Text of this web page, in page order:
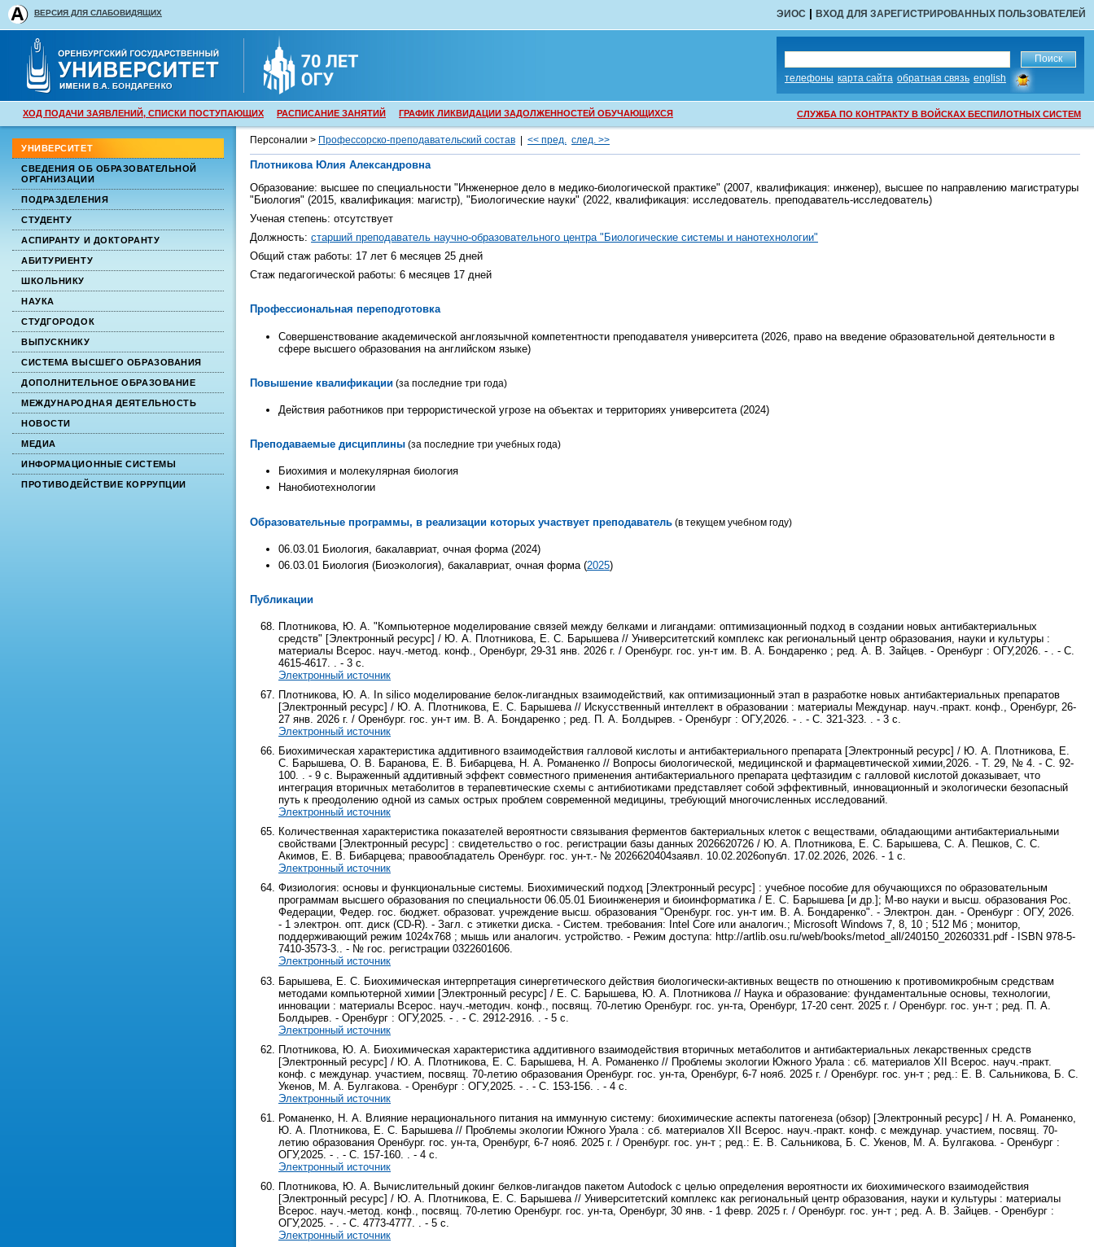
ЭИОС | ВХОД ДЛЯ ЗАРЕГИСТРИРОВАННЫХ ПОЛЬЗОВАТЕЛЕЙ
ВЕРСИЯ ДЛЯ СЛАБОВИДЯЩИХ
телефоны карта сайта обратная связь english
сообщить
об
ошибке
СЛУЖБА ПО КОНТРАКТУ В ВОЙСКАХ БЕСПИЛОТНЫХ СИСТЕМ
ХОД ПОДАЧИ ЗАЯВЛЕНИЙ, СПИСКИ ПОСТУПАЮЩИХ РАСПИСАНИЕ ЗАНЯТИЙ ГРАФИК ЛИКВИДАЦИИ ЗАДОЛЖЕННОСТЕЙ ОБУЧАЮЩИХСЯ
УНИВЕРСИТЕТ
СВЕДЕНИЯ ОБ ОБРАЗОВАТЕЛЬНОЙ
ОРГАНИЗАЦИИ
ПОДРАЗДЕЛЕНИЯ
СТУДЕНТУ
АСПИРАНТУ И ДОКТОРАНТУ
АБИТУРИЕНТУ
ШКОЛЬНИКУ
НАУКА
СТУДГОРОДОК
ВЫПУСКНИКУ
СИСТЕМА ВЫСШЕГО ОБРАЗОВАНИЯ
ДОПОЛНИТЕЛЬНОЕ ОБРАЗОВАНИЕ
МЕЖДУНАРОДНАЯ ДЕЯТЕЛЬНОСТЬ
НОВОСТИ
МЕДИА
ИНФОРМАЦИОННЫЕ СИСТЕМЫ
ПРОТИВОДЕЙСТВИЕ КОРРУПЦИИ
Персоналии > Профессорско-преподавательский состав << пред. след. >>
Плотникова Юлия Александровна
Образование: высшее по специальности " Инженерное дело в медико-биологической практике" (2007, квалификация: инженер), высшее по направлению магистратуры
" Биология" (2015, квалификация: магистр), " Биологические науки" (2022, квалификация: исследователь. преподаватель-исследователь)
Ученая степень: отсутствует
Должность: старший преподаватель научно-образовательного центра "Биологические системы и нанотехнологии"
Общий стаж работы: 17 лет 6 месяцев 25 дней
Стаж педагогической работы: 6 месяцев 17 дней
Профессиональная переподготовка
Совершенствование академической англоязычной компетентности преподавателя университета (2026, право на введение образовательной деятельности в
сфере высшего образования на английском языке)
Повышение квалификации (за последние три года)
Действия работников при террористической угрозе на объектах и территориях университета (2024)
Преподаваемые дисциплины (за последние три учебных года)
Биохимия и молекулярная биология
Нанобиотехнологии
Образовательные программы, в реализации которых участвует преподаватель (в текущем учебном году)
06.03.01 Биология, бакалавриат, очная форма (2024)
06.03.01 Биология (Биоэкология), бакалавриат, очная форма (2025)
Публикации
Плотникова, Ю. А. "Компьютерное моделирование связей между белками и лигандами: оптимизационный подход в создании новых антибактериальных
средств" [Электронный ресурс] / Ю. А. Плотникова, Е. С. Барышева // Университетский комплекс как региональный центр образования, науки и культуры :
материалы Всерос. науч.-метод. конф., Оренбург, 29-31 янв. 2026 г. / Оренбург. гос. ун-т им. В. А. Бондаренко ; ред. А. В. Зайцев. - Оренбург : ОГУ,2026. - . - С.
4615-4617. . - 3 с.
Электронный источник
Плотникова, Ю. А. In silico моделирование белок-лигандных взаимодействий, как оптимизационный этап в разработке новых антибактериальных препаратов
[Электронный ресурс] / Ю. А. Плотникова, Е. С. Барышева // Искусственный интеллект в образовании : материалы Междунар. науч.-практ. конф., Оренбург, 26-
27 янв. 2026 г. / Оренбург. гос. ун-т им. В. А. Бондаренко ; ред. П. А. Болдырев. - Оренбург : ОГУ,2026. - . - С. 321-323. . - 3 с.
Электронный источник
Биохимическая характеристика аддитивного взаимодействия галловой кислоты и антибактериального препарата [Электронный ресурс] / Ю. А. Плотникова, Е.
С. Барышева, О. В. Баранова, Е. В. Бибарцева, Н. А. Романенко // Вопросы биологической, медицинской и фармацевтической химии,2026. - Т. 29, № 4. - С. 92-
100. . - 9 с. Выраженный аддитивный эффект совместного применения антибактериального препарата цефтазидим с галловой кислотой доказывает, что
интеграция вторичных метаболитов в терапевтические схемы с антибиотиками представляет собой эффективный, инновационный и экологически безопасный
путь к преодолению одной из самых острых проблем современной медицины, требующий многочисленных исследований.
Электронный источник
Количественная характеристика показателей вероятности связывания ферментов бактериальных клеток с веществами, обладающими антибактериальными
свойствами [Электронный ресурс] : свидетельство о гос. регистрации базы данных 2026620726 / Ю. А. Плотникова, Е. С. Барышева, С. А. Пешков, С. С.
Акимов, Е. В. Бибарцева; правообладатель Оренбург. гос. ун-т.- № 2026620404заявл. 10.02.2026опубл. 17.02.2026, 2026. - 1 с.
Электронный источник
Физиология: основы и функциональные системы. Биохимический подход [Электронный ресурс] : учебное пособие для обучающихся по образовательным
программам высшего образования по специальности 06.05.01 Биоинженерия и биоинформатика / Е. С. Барышева [и др.]; М-во науки и высш. образования Рос.
Федерации, Федер. гос. бюджет. образоват. учреждение высш. образования "Оренбург. гос. ун-т им. В. А. Бондаренко". - Электрон. дан. - Оренбург : ОГУ, 2026.
- 1 электрон. опт. диск (CD-R). - Загл. с этикетки диска. - Систем. требования: Intel Core или аналогич.; Microsoft Windows 7, 8, 10 ; 512 Mб ; монитор,
поддерживающий режим 1024х768 ; мышь или аналогич. устройство. - Режим доступа: http://artlib.osu.ru/web/books/metod_all/240150_20260331.pdf - ISBN 978-5-
7410-3573-3.. - № гос. регистрации 0322601606.
Электронный источник
Барышева, Е. С. Биохимическая интерпретация синергетического действия биологически-активных веществ по отношению к противомикробным средствам
методами компьютерной химии [Электронный ресурс] / Е. С. Барышева, Ю. А. Плотникова // Наука и образование: фундаментальные основы, технологии,
инновации : материалы Всерос. науч.-методич. конф., посвящ. 70-летию Оренбург. гос. ун-та, Оренбург, 17-20 сент. 2025 г. / Оренбург. гос. ун-т ; ред. П. А.
Болдырев. - Оренбург : ОГУ,2025. - . - С. 2912-2916. . - 5 с.
Электронный источник
Плотникова, Ю. А. Биохимическая характеристика аддитивного взаимодействия вторичных метаболитов и антибактериальных лекарственных средств
[Электронный ресурс] / Ю. А. Плотникова, Е. С. Барышева, Н. А. Романенко // Проблемы экологии Южного Урала : сб. материалов XII Всерос. науч.-практ.
конф. с междунар. участием, посвящ. 70-летию образования Оренбург. гос. ун-та, Оренбург, 6-7 нояб. 2025 г. / Оренбург. гос. ун-т ; ред.: Е. В. Сальникова, Б. С.
Укенов, М. А. Булгакова. - Оренбург : ОГУ,2025. - . - С. 153-156. . - 4 с.
Электронный источник
Романенко, Н. А. Влияние нерационального питания на иммунную систему: биохимические аспекты патогенеза (обзор) [Электронный ресурс] / Н. А. Романенко,
Ю. А. Плотникова, Е. С. Барышева // Проблемы экологии Южного Урала : сб. материалов XII Всерос. науч.-практ. конф. с междунар. участием, посвящ. 70-
летию образования Оренбург. гос. ун-та, Оренбург, 6-7 нояб. 2025 г. / Оренбург. гос. ун-т ; ред.: Е. В. Сальникова, Б. С. Укенов, М. А. Булгакова. - Оренбург :
ОГУ,2025. - . - С. 157-160. . - 4 с.
Электронный источник
Плотникова, Ю. А. Вычислительный докинг белков-лигандов пакетом Аutodock с целью определения вероятности их биохимического взаимодействия
[Электронный ресурс] / Ю. А. Плотникова, Е. С. Барышева // Университетский комплекс как региональный центр образования, науки и культуры : материалы
Всерос. науч.-метод. конф., посвящ. 70-летию Оренбург. гос. ун-та, Оренбург, 30 янв. - 1 февр. 2025 г. / Оренбург. гос. ун-т ; ред. А. В. Зайцев. - Оренбург :
ОГУ,2025. - . - С. 4773-4777. . - 5 с.
Электронный источник